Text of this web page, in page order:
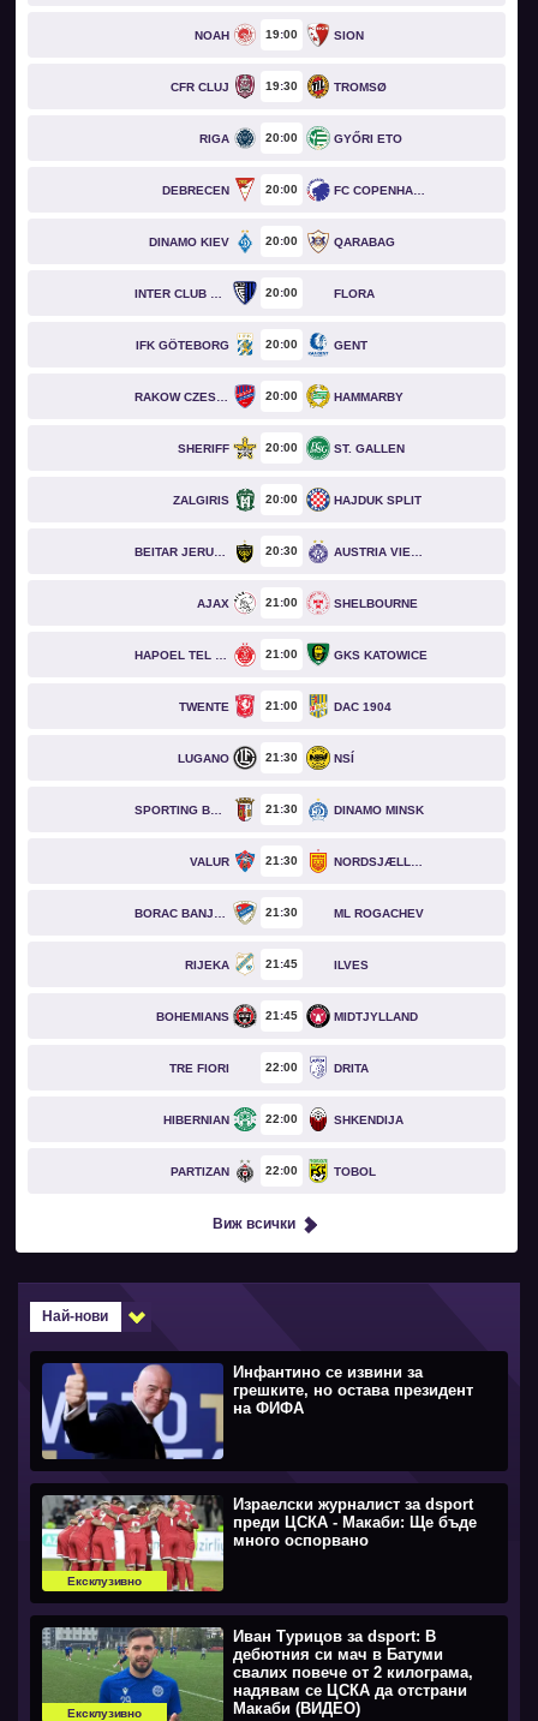
NOAH 19 00 SION
CFR CLUJ 19 30 TROMSØ
RIGA 20 00 GYŐRI ETO
DEBRECEN 20 00 FC COPENHAGEN
DINAMO KIEV 20 00 QARABAG
20 00 FLORA
IFK GÖTEBORG 20 00 GENT
RAKOW CZESTOCHOWA 20 00 HAMMARBY
SHERIFF 20 00 ST. GALLEN
ZALGIRIS 20 00 HAJDUK SPLIT
BEITAR JERUSALEM 20 30
AJAX 21 00 SHELBOURNE
21 00 GKS KATOWICE
TWENTE 21 00 DAC 1904
LUGANO 21 30 NSÍ
SPORTING BRAGA 21 30 DINAMO MINSK
VALUR 21 30
21 30 ML ROGACHEV
RIJEKA 21 45 ILVES
BOHEMIANS 21 45 MIDTJYLLAND
TRE FIORI 22 00 DRITA
HIBERNIAN 22 00 SHKENDIJA
PARTIZAN 22 00 TOBOL
Виж всички
Най-нови
Инфантино се извини за
грешките, но остава президент
на ФИФА
Ексклузивно
Израелски журналист за dsport
преди ЦСКА - Макаби: Ще бъде
много оспорвано
Ексклузивно
Иван Турицов за dsport: В
дебютния си мач в Батуми
свалих повече от 2 килограма,
надявам се ЦСКА да отстрани
Макаби (ВИДЕО)